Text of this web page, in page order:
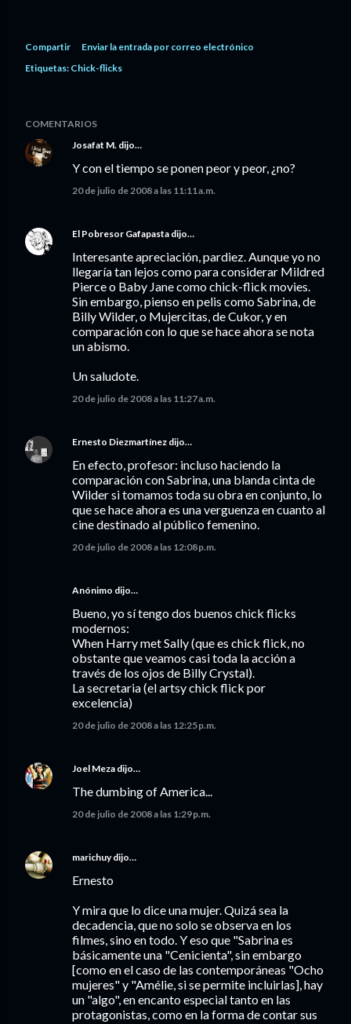
Compartir
Enviar la entrada por correo electrónico
Etiquetas: Chick-flicks
COMENTARIOS
Josafat M. dijo…
Y con el tiempo se ponen peor y peor, ¿no?
20 de julio de 2008 a las 11:11 a.m.
El Pobresor Gafapasta dijo…
Interesante apreciación, pardiez. Aunque yo no
llegaría tan lejos como para considerar Mildred
Pierce o Baby Jane como chick-flick movies.
Sin embargo, pienso en pelis como Sabrina, de
Billy Wilder, o Mujercitas, de Cukor, y en
comparación con lo que se hace ahora se nota
un abismo.
Un saludote.
20 de julio de 2008 a las 11:27 a.m.
Ernesto Diezmartínez dijo…
En efecto, profesor: incluso haciendo la
comparación con Sabrina, una blanda cinta de
Wilder si tomamos toda su obra en conjunto, lo
que se hace ahora es una verguenza en cuanto al
cine destinado al público femenino.
20 de julio de 2008 a las 12:08 p.m.
Anónimo dijo…
Bueno, yo sí tengo dos buenos chick flicks
modernos:
When Harry met Sally (que es chick flick, no
obstante que veamos casi toda la acción a
través de los ojos de Billy Crystal).
La secretaria (el artsy chick flick por
excelencia)
20 de julio de 2008 a las 12:25 p.m.
Joel Meza dijo…
The dumbing of America...
20 de julio de 2008 a las 1:29 p.m.
marichuydijo…
Ernesto
Y mira que lo dice una mujer. Quizá sea la
decadencia, que no solo se observa en los
filmes, sino en todo. Y eso que "Sabrina es
básicamente una "Cenicienta", sin embargo
[como en el caso de las contemporáneas "Ocho
mujeres" y "Amélie, si se permite incluirlas], hay
un "algo", en encanto especial tanto en las
protagonistas, como en la forma de contar sus